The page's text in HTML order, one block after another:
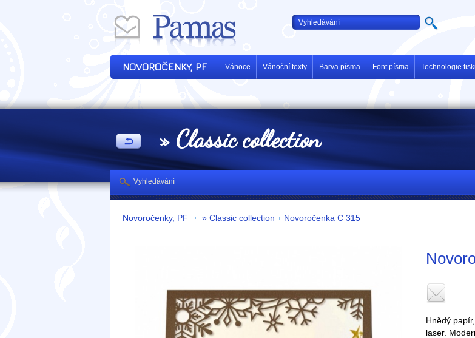
» Classic collection
NOVOROČENKY, PF Vánoce Vánoční texty Barva písma Font písma Technologie
Novoročenky, PF » Classic collection Novoročenka C 315
Hnědý
laser.
Vyhledávání